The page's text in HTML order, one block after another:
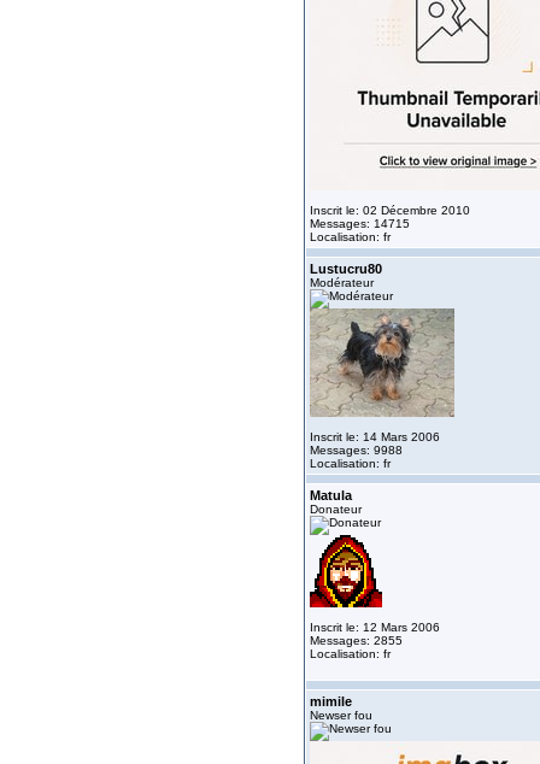
Inscrit le: 02 Décembre 2010
Messages: 14715
Localisation: fr
Lustucru80
Modérateur
Inscrit le: 14 Mars 2006
Messages: 9988
Localisation: fr
Matula
Donateur
Inscrit le: 12 Mars 2006
Messages: 2855
Localisation: fr
mimile
Newser fou